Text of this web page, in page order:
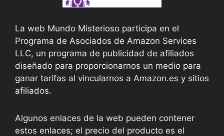
La web Mundo Misterioso participa en el
Programa de Asociados de Amazon Services
LLC, un programa de publicidad de afiliados
diseñado para proporcionarnos un medio para
ganar tarifas al vincularnos a Amazon.es y sitios
afiliados.
Algunos enlaces de la web pueden contener
estos enlaces; el precio del producto es el